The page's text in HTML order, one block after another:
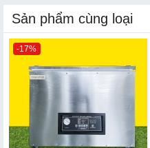
Sản phẩm cùng loại
-17%